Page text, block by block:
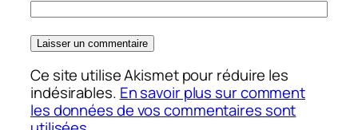
Ce site utilise Akismet pour réduire les
indésirables. En savoir plus sur comment
les données de vos commentaires sont